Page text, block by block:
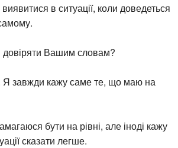
в ситуації, коли доведеться
Вашим словам?
Я завжди кажу саме те, що маю на
бути на рівні, але іноді кажу
сказати легше.